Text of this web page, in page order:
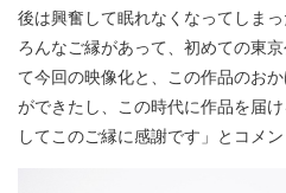
後は興奮して眠れなくなってしま
ろんなご縁があって、初めての東
て今回の映像化と、この作品のお
ができたし、この時代に作品を届
してこのご縁に感謝です」とコメン